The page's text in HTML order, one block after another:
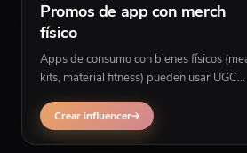
Promos de app con merch
físico
Apps de consumo con bienes físicos
kits, material fitness) pueden usar UGC
manos del creador en varias escenas.
Crear influencer